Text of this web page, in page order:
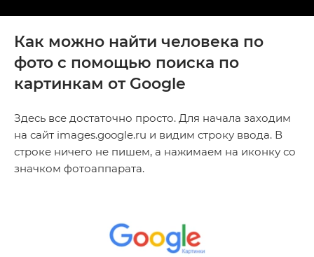
Как можно найти человека по
фото с помощью поиска по
картинкам от Google
Здесь все достаточно просто. Для начала заходим
на сайт images.google.ru и видим строку ввода. В
строке ничего не пишем, а нажимаем на иконку со
значком фотоаппарата.